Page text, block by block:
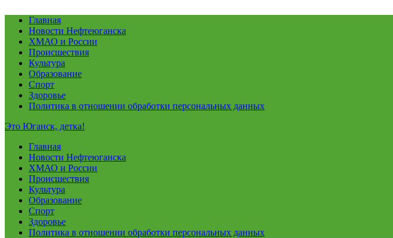
Главная
Новости Нефтеюганска
ХМАО и России
Происшествия
Культура
Образование
Спорт
Здоровье
Политика в отношении обработки персональных данных
Это Юганск, детка!
Главная
Новости Нефтеюганска
ХМАО и России
Происшествия
Культура
Образование
Спорт
Здоровье
Политика в отношении обработки персональных данных